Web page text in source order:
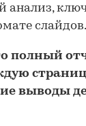
анализ,
слайдов.
полный
стр
выводы